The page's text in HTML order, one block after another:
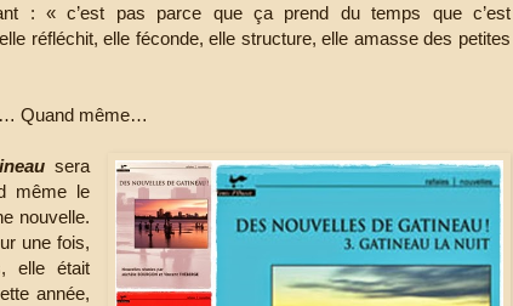
: « c’est pas parce que ça prend du temps que c’est
réfléchit, elle féconde, elle structure, elle amasse des petites
Quand même…
sera
même le
nouvelle.
une fois,
elle était
année,